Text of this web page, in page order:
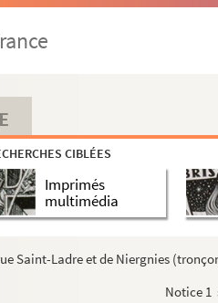
CIBLÉES
Imprimés
multimédia
Saint-Ladre et de Niergnies
Notice 1